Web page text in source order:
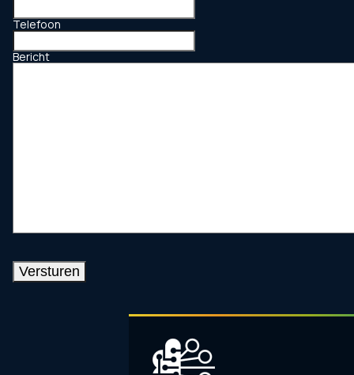
Telefoon
Bericht
Versturen